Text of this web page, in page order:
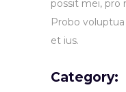
possit mei, pro
Probo
et ius.
Category: